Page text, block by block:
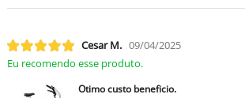
Cesar M. 09/04/2025
Eu recomendo esse produto.
Otimo custo beneficio.